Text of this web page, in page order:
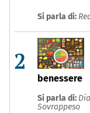
Si parla di:
2
benessere
Si parla di:
Sovrappeso